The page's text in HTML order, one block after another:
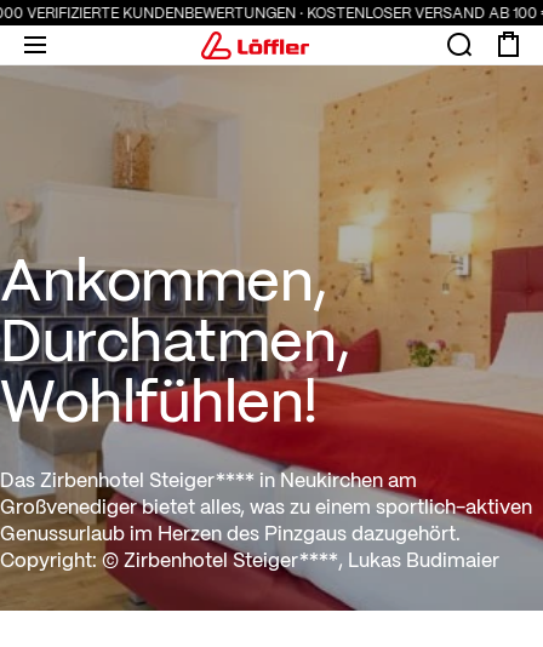
KUNDENBEWERTUNGEN · KOSTENLOSER VERSAND AB 100 €
Ankommen, Durchatmen,
Ankommen,
Durchatmen,
Wohlfühlen!
Das Zirbenhotel Steiger**** in Neukirchen am
Großvenediger bietet alles, was zu einem sportlich-aktiven
Genussurlaub im Herzen des Pinzgaus dazugehört.
Copyright: © Zirbenhotel Steiger****, Lukas Budimaier